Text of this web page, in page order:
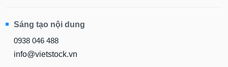
Sáng tạo nội dung
0938 046 488
info@vietstock.vn